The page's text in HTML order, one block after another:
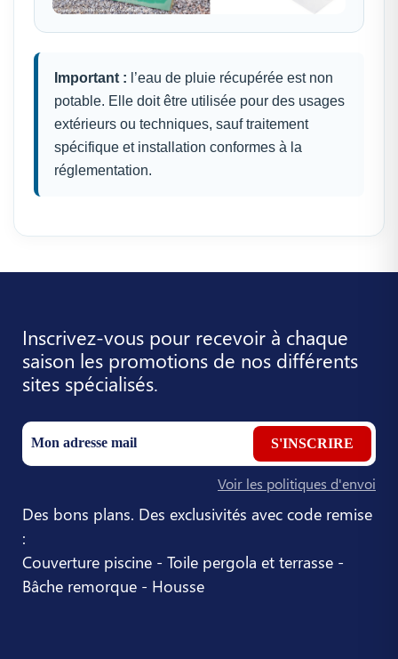
Important : l’eau de pluie récupérée est non
potable. Elle doit être utilisée pour des usages
extérieurs ou techniques, sauf traitement
spécifique et installation conformes à la
réglementation.
Inscrivez-vous pour recevoir à chaque
saison les promotions de nos différents
sites spécialisés.
S'INSCRIRE
Voir les politiques d'envoi
Des bons plans. Des exclusivités avec code remise
:
Couverture piscine - Toile pergola et terrasse -
Bâche remorque - Housse